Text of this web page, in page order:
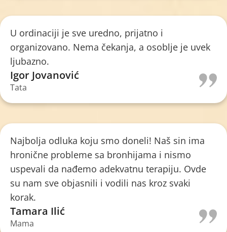
U ordinaciji je sve uredno, prijatno i
organizovano. Nema čekanja, a osoblje je uvek
ljubazno.
Igor Jovanović
Tata
Najbolja odluka koju smo doneli! Naš sin ima
hronične probleme sa bronhijama i nismo
uspevali da nađemo adekvatnu terapiju. Ovde
su nam sve objasnili i vodili nas kroz svaki
korak.
Tamara Ilić
Mama